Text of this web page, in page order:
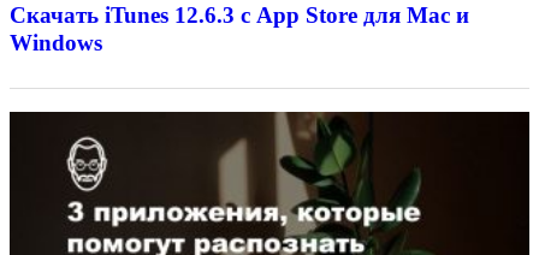
Скачать iTunes 12.6.3 с App Store для Mac и
Windows